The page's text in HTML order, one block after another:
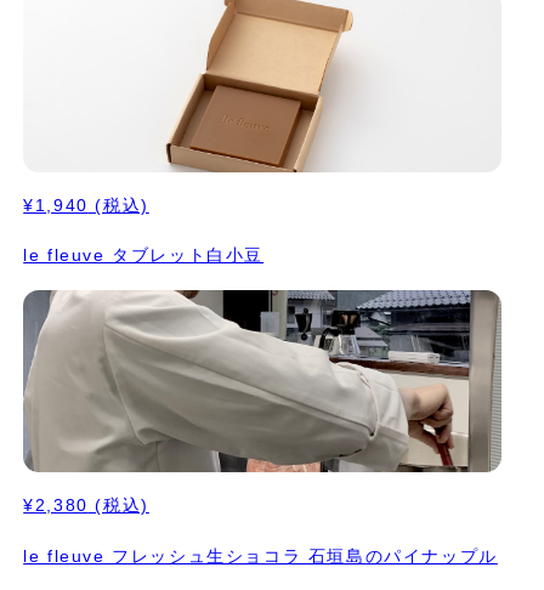
¥1,940 (税込)
le fleuve タブレット白小豆
¥2,380 (税込)
le fleuve フレッシュ生ショコラ 石垣島のパイナップル